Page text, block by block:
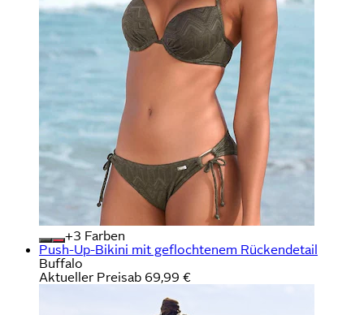
+
Farben
Push-Up-Bikini mit geflochtenem Rückendetail
Buffalo
Aktueller Preisab 69,99 €